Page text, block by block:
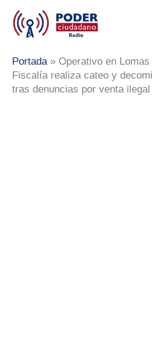
contenido
Portada» Operativo en
Fiscalía realiza cateo y
tras denuncias por venta ilegal